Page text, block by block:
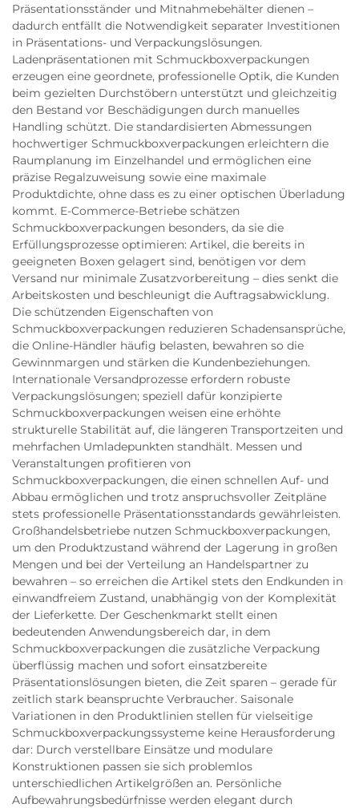
Präsentationsständer und Mitnahmebehälter dienen –
dadurch entfällt die Notwendigkeit separater Investitionen
in Präsentations- und Verpackungslösungen.
Ladenpräsentationen mit Schmuckboxverpackungen
erzeugen eine geordnete, professionelle Optik, die Kunden
beim gezielten Durchstöbern unterstützt und gleichzeitig
den Bestand vor Beschädigungen durch manuelles
Handling schützt. Die standardisierten Abmessungen
hochwertiger Schmuckboxverpackungen erleichtern die
Raumplanung im Einzelhandel und ermöglichen eine
präzise Regalzuweisung sowie eine maximale
Produktdichte, ohne dass es zu einer optischen Überladung
kommt. E-Commerce-Betriebe schätzen
Schmuckboxverpackungen besonders, da sie die
Erfüllungsprozesse optimieren: Artikel, die bereits in
geeigneten Boxen gelagert sind, benötigen vor dem
Versand nur minimale Zusatzvorbereitung – dies senkt die
Arbeitskosten und beschleunigt die Auftragsabwicklung.
Die schützenden Eigenschaften von
Schmuckboxverpackungen reduzieren Schadensansprüche,
die Online-Händler häufig belasten, bewahren so die
Gewinnmargen und stärken die Kundenbeziehungen.
Internationale Versandprozesse erfordern robuste
Verpackungslösungen; speziell dafür konzipierte
Schmuckboxverpackungen weisen eine erhöhte
strukturelle Stabilität auf, die längeren Transportzeiten und
mehrfachen Umladepunkten standhält. Messen und
Veranstaltungen profitieren von
Schmuckboxverpackungen, die einen schnellen Auf- und
Abbau ermöglichen und trotz anspruchsvoller Zeitpläne
stets professionelle Präsentationsstandards gewährleisten.
Großhandelsbetriebe nutzen Schmuckboxverpackungen,
um den Produktzustand während der Lagerung in großen
Mengen und bei der Verteilung an Handelspartner zu
bewahren – so erreichen die Artikel stets den Endkunden in
einwandfreiem Zustand, unabhängig von der Komplexität
der Lieferkette. Der Geschenkmarkt stellt einen
bedeutenden Anwendungsbereich dar, in dem
Schmuckboxverpackungen die zusätzliche Verpackung
überflüssig machen und sofort einsatzbereite
Präsentationslösungen bieten, die Zeit sparen – gerade für
zeitlich stark beanspruchte Verbraucher. Saisonale
Variationen in den Produktlinien stellen für vielseitige
Schmuckboxverpackungssysteme keine Herausforderung
dar: Durch verstellbare Einsätze und modulare
Konstruktionen passen sie sich problemlos
unterschiedlichen Artikelgrößen an. Persönliche
Aufbewahrungsbedürfnisse werden elegant durch